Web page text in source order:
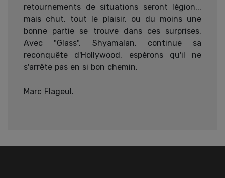
retournements de situations seront légion...
mais chut, tout le plaisir, ou du moins une
bonne partie se trouve dans ces surprises.
Avec "Glass", Shyamalan, continue sa
reconquête d'Hollywood, espèrons qu'il ne
s'arrête pas en si bon chemin.
Marc Flageul.